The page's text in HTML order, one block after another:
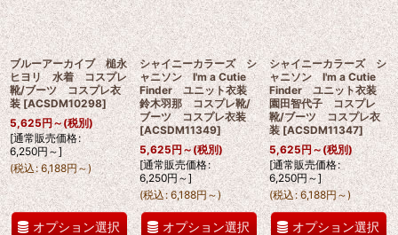
ブルーアーカイブ 槌永
ヒヨリ 水着 コスプレ
靴/ブーツ コスプレ衣
装 [ACSDM10298]
5,625円～(税別)
[通常販売価格:
6,250円～]
(税込 : 6,188円～)
オプション選択
シャイニーカラーズ シ
ャニソン I'm a Cutie
Finder ユニット衣装
鈴木羽那 コスプレ靴/
ブーツ コスプレ衣装
[ACSDM11349]
5,625円 ～(税別)
[通常販売価格:
6,250円～]
(税込: 6,188円～)
オプション選択
シャイニーカラーズ シ
ャニソン I'm a Cutie
Finder ユニット衣装
園田智代子 コスプレ
靴/ブーツ コスプレ衣
装 [ACSDM11347]
5,625円～(税別)
[通常販売価格:
6,250円～]
(税込: 6,188円～)
オプション選択